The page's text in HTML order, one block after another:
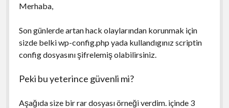
Merhaba,
Son günlerde artan hack olaylarından korunmak için
sizde belki wp-config.php yada kullandıgınız scriptin
config dosyasını şifrelemiş olabilirsiniz.
Peki bu yeterince güvenli mi?
Aşağıda size bir rar dosyası örneği verdim. içinde 3